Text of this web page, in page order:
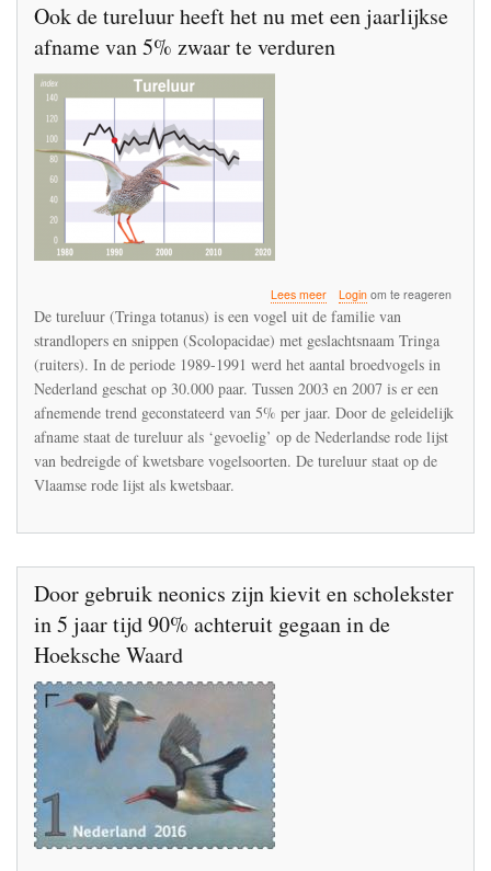
Ook de tureluur heeft het nu met een jaarlijkse
afname van 5% zwaar te verduren
Lees meerover
Ook
tureluur
heeft
het
nu
met
een
jaarlijkse
zwaar
verduren
Loginom te reageren
De tureluur (Tringa totanus) is een vogel uit de familie van
strandlopers en snippen (Scolopacidae) met geslachtsnaam Tringa
(ruiters). In de periode 1989-1991 werd het aantal broedvogels in
Nederland geschat op 30.000 paar. Tussen 2003 en 2007 is er een
afnemende trend geconstateerd van 5% per jaar. Door de geleidelijk
afname staat de tureluur als ‘gevoelig’ op de Nederlandse rode lijst
van bedreigde of kwetsbare vogelsoorten. De tureluur staat op de
Vlaamse rode lijst als kwetsbaar.
Door gebruik neonics zijn kievit en scholekster
in 5 jaar tijd 90% achteruit gegaan in de
Hoeksche Waard